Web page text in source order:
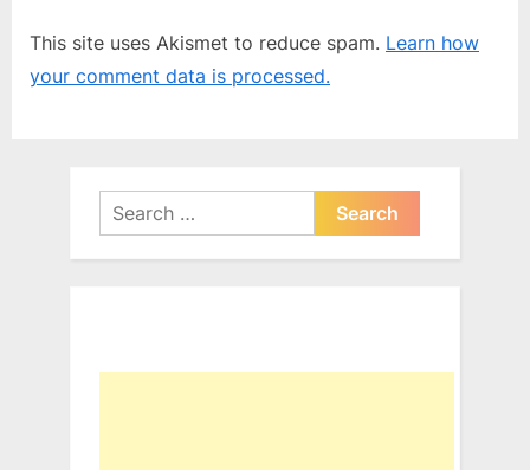
This site uses Akismet to reduce spam. Learn how
your comment data is processed.
Search
for: